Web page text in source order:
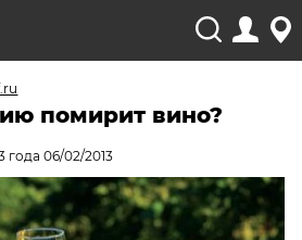
помирит вино?
года 06/02/2013